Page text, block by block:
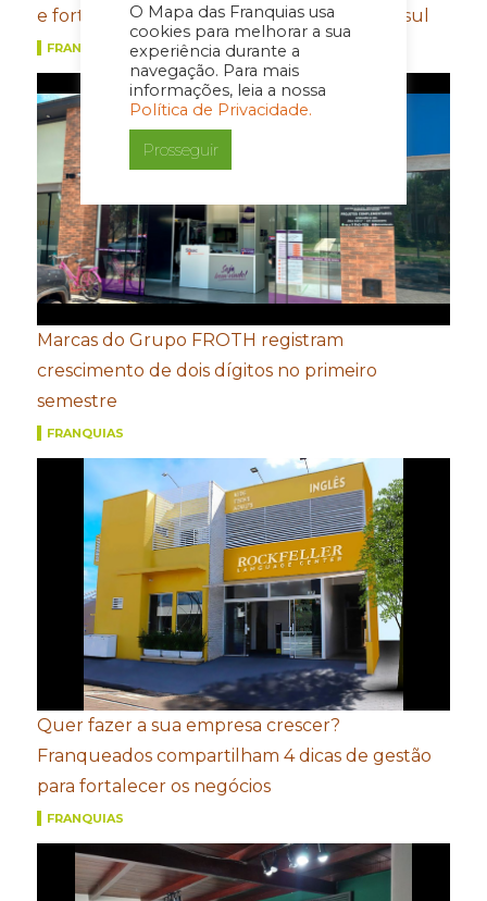
O Mapa das Franquias usa
cookies para melhorar a sua
experiência durante a
navegação. Para mais
informações, leia a nossa
Política de Privacidade.
Prosseguir
e fortalecimento de portfólio para a Movelsul
FRANQUIAS
Marcas do Grupo FROTH registram
crescimento de dois dígitos no primeiro
semestre
FRANQUIAS
Quer fazer a sua empresa crescer?
Franqueados compartilham 4 dicas de gestão
para fortalecer os negócios
FRANQUIAS